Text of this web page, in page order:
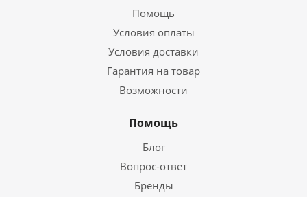
Помощь
Условия оплаты
Условия доставки
Гарантия на товар
Возможности
Помощь
Блог
Вопрос-ответ
Бренды